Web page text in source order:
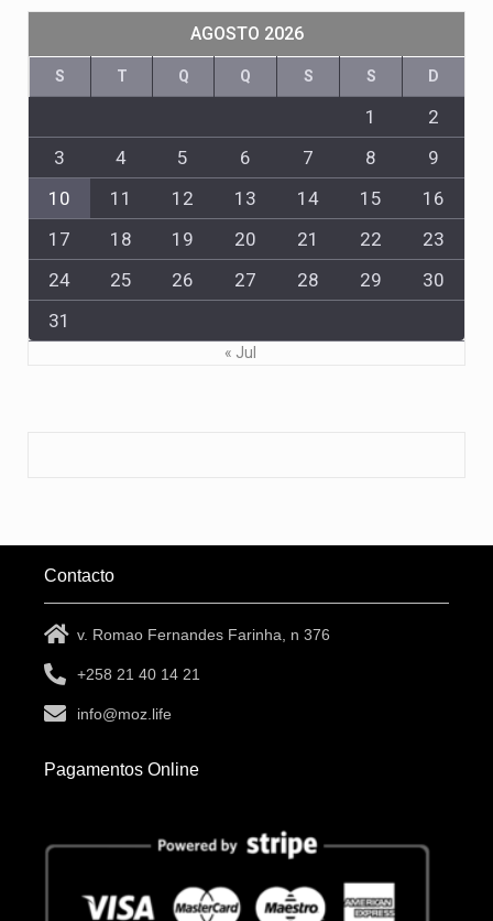
AGOSTO 2026
S T Q Q S S D
1
2
3
4 5 6 7 8
9
10
11 12 13 14 15
16
17
18 19 20 21 22
23
24
25 26 27 28 29
30
31
« Jul
Contacto
v. Romao Fernandes Farinha, n 376
+258 21 40 14 21
info@moz.life
Pagamentos Online